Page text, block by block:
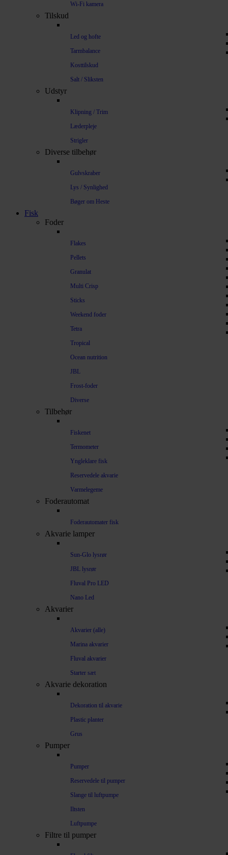
Wi-Fi kamera
Tilskud
Led og hofte
Tarmbalance
Kosttilskud
Salt / Sliksten
Udstyr
Klipning / Trim
Læderpleje
Strigler
Diverse tilbehør
Gulvskraber
Lys / Synlighed
Bøger om Heste
Fisk
Foder
Flakes
Pellets
Granulat
Multi Crisp
Sticks
Weekend foder
Tetra
Tropical
Ocean nutrition
JBL
Frost-foder
Diverse
Tilbehør
Fiskenet
Termometer
Yngleklare fisk
Reservedele akvarie
Varmelegeme
Foderautomat
Foderautomater fisk
Akvarie lamper
Sun-Glo lysrør
JBL lysrør
Fluval Pro LED
Nano Led
Akvarier
Akvarier (alle)
Marina akvarier
Fluval akvarier
Starter sæt
Akvarie dekoration
Dekoration til akvarie
Plastic planter
Grus
Pumper
Pumper
Reservedele til pumper
Slange til luftpumpe
Iltsten
Luftpumpe
Filtre til pumper